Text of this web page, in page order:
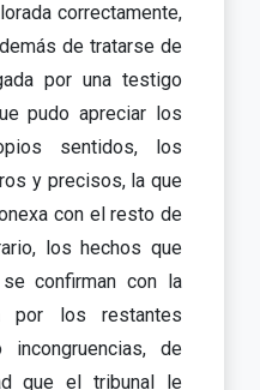
correctamente,
de tratarse de
por una testigo
pudo apreciar los
sentidos, los
y precisos, la que
con el resto de
los hechos que
confirman con la
por los restantes
de
que el tribunal le